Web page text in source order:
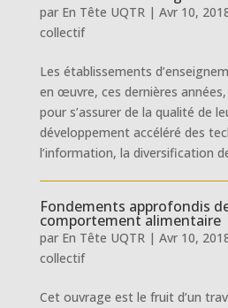
par En Tête UQTR| Avr 10,
collectif
Les établissements
en œuvre, ces dernières
pour s’assurer de la qualité de
développement accéléré des
l’information, la diversification
Fondements approfondis
comportement alimentaire
par En Tête UQTR| Avr 10,
collectif
Cet ouvrage est le fruit d’un